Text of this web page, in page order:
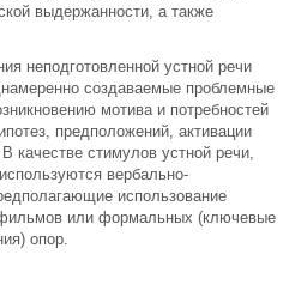
выдержанности, а также
неподготовленной устной речи
создаваемые проблемные
мотива и потребностей
предположений, активации
качестве стимулов устной речи,
вербально-
использование
или формальных (ключевые
опор.